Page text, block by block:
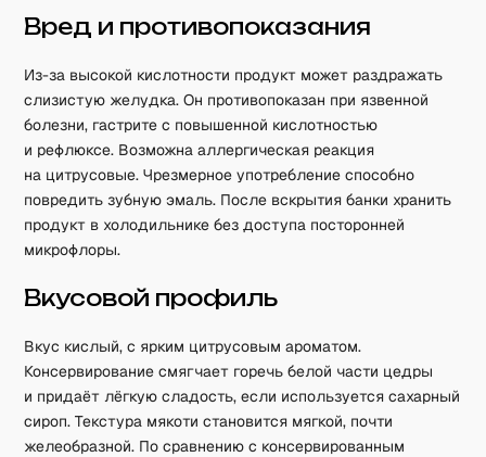
Вред и противопоказания
Из-за высокой кислотности продукт может раздражать
слизистую желудка. Он противопоказан при язвенной
болезни, гастрите с повышенной кислотностью
и рефлюксе. Возможна аллергическая реакция
на цитрусовые. Чрезмерное употребление способно
повредить зубную эмаль. После вскрытия банки хранить
продукт в холодильнике без доступа посторонней
микрофлоры.
Вкусовой профиль
Вкус кислый, с ярким цитрусовым ароматом.
Консервирование смягчает горечь белой части цедры
и придаёт лёгкую сладость, если используется сахарный
сироп. Текстура мякоти становится мягкой, почти
желеобразной. По сравнению с консервированным